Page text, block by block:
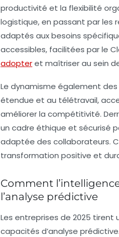
productivité et la flexibilité
logistique, en passant par les
adaptés aux besoins
accessibles, facilitées par le
adopteret maîtriser au sein
Le dynamisme également
étendue et au télétravail,
améliorer la compétitivité.
un cadre éthique et sécurisé
adaptée des collaborateurs.
transformation positive et
Comment
l’analyse prédictive
Les entreprises de 2025
capacités d’analyse